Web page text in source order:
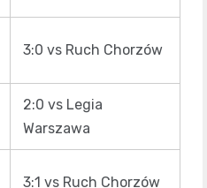
3:0 vs Ruch Chorzów
2:0 vs Legia
Warszawa
3:1 vs Ruch Chorzów